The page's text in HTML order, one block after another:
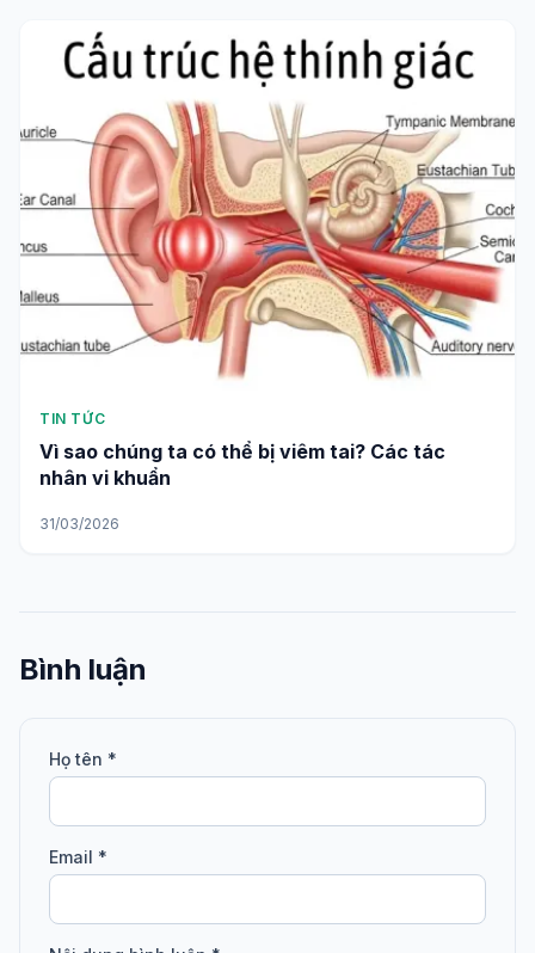
TIN TỨC
Vì sao chúng ta có thể bị viêm tai? Các tác
nhân vi khuẩn
31/03/2026
Bình luận
Họ tên *
Email *